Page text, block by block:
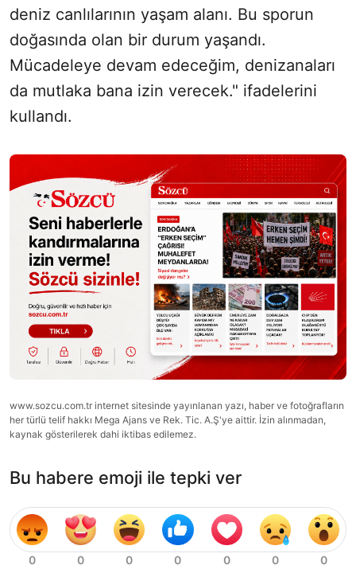
deniz canlılarının yaşam alanı. Bu sporun
doğasında olan bir durum yaşandı.
Mücadeleye devam edeceğim, denizanaları
da mutlaka bana izin verecek." ifadelerini
kullandı.
www.sozcu.com.tr internet sitesinde yayınlanan yazı, haber ve fotoğrafların
her türlü telif hakkı Mega Ajans ve Rek. Tic. A.Ş'ye aittir. İzin alınmadan,
kaynak gösterilerek dahi iktibas edilemez.
Bu habere emoji ile tepki ver